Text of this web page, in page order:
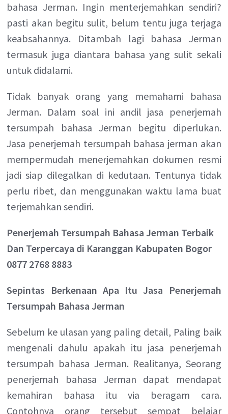
bahasa Jerman. Ingin menterjemahkan sendiri?
pasti akan begitu sulit, belum tentu juga terjaga
keabsahannya. Ditambah lagi bahasa Jerman
termasuk juga diantara bahasa yang sulit sekali
untuk didalami.
Tidak banyak orang yang memahami bahasa
Jerman. Dalam soal ini andil jasa penerjemah
tersumpah bahasa Jerman begitu diperlukan.
Jasa penerjemah tersumpah bahasa jerman akan
mempermudah menerjemahkan dokumen resmi
jadi siap dilegalkan di kedutaan. Tentunya tidak
perlu ribet, dan menggunakan waktu lama buat
terjemahkan sendiri.
Penerjemah Tersumpah Bahasa Jerman Terbaik
Dan Terpercaya di Karanggan Kabupaten Bogor
0877 2768 8883
Sepintas Berkenaan Apa Itu Jasa Penerjemah
Tersumpah Bahasa Jerman
Sebelum ke ulasan yang paling detail, Paling baik
mengenali dahulu apakah itu jasa penerjemah
tersumpah bahasa Jerman. Realitanya, Seorang
penerjemah bahasa Jerman dapat mendapat
kemahiran bahasa itu via beragam cara.
Contohnya orang tersebut sempat belajar